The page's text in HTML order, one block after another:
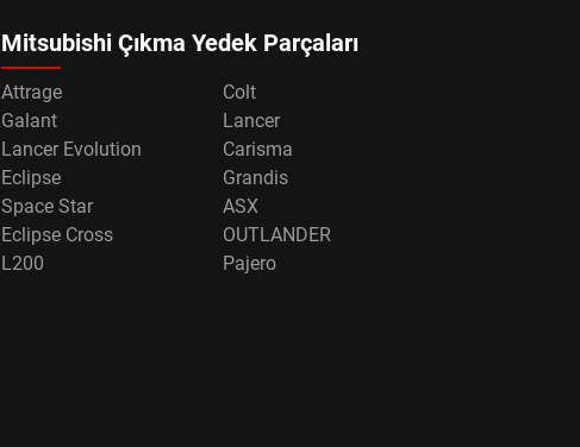
Mitsubishi Çıkma Yedek Parçaları
Attrage
Colt
Galant
Lancer
Lancer Evolution
Carisma
Eclipse
Grandis
Space Star
ASX
Eclipse Cross
OUTLANDER
L200
Pajero